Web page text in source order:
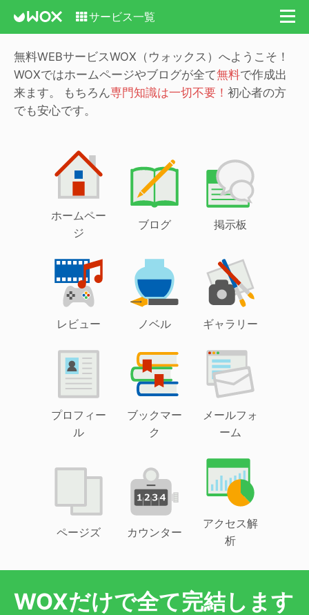
サービス一覧
無料WEBサービスWOX（ウォックス）へようこそ！
WOXではホームページやブログが全て無料で作成出
来ます。
もちろん専門知識は一切不要！ 初心者の方
でも安心です。
ホームペー
ジ
ブログ 掲示板
レビュー ノベル ギャラリー
プロフィー
ル
ブックマー
ク
メールフォ
ーム
ページズ カウンター
アクセス解
析
WOXだけで全て完結します